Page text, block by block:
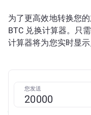
为了更高效地转换您
BTC 兑换计算器。只
计算器将为您实时显示
您发送